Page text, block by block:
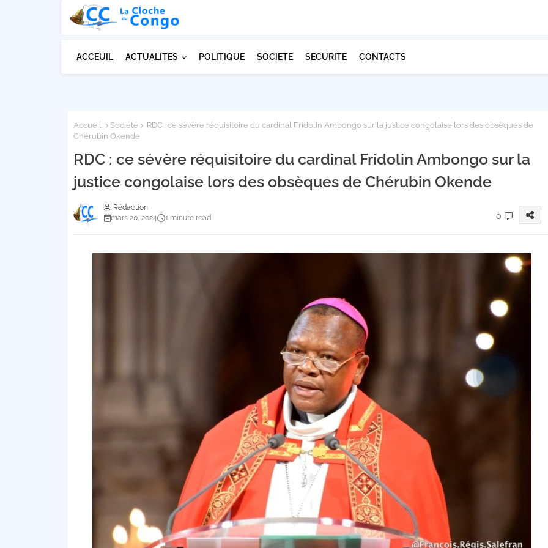
ACCEUIL ACTUALITES POLITIQUE SOCIETE SECURITE CONTACTS
Accueil Société
RDC : ce sévère réquisitoire du cardinal Fridolin Ambongo sur la justice congolaise lors des obsèques de
Chérubin Okende
RDC : ce sévère réquisitoire du cardinal Fridolin Ambongo sur la
justice congolaise lors des obsèques de Chérubin Okende
Rédaction
mars 20, 2024
1 minute read 0